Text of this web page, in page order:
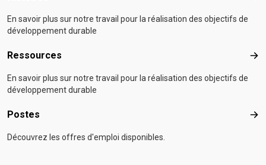
En savoir plus sur notre travail pour la réalisation des objectifs de
développement durable
Ressources
En savoir plus sur notre travail pour la réalisation des objectifs de
développement durable
Postes
Découvrez les offres d'emploi disponibles.